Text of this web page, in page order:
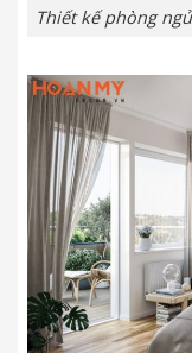
Thiết kế phòng